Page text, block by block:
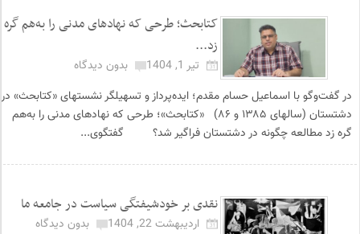
کتابحث؛ طرحی که نهادهای مدنی را به‌هم گره
زد...
تیر 1, 1404
بدون دیدگاه
در گفت‌وگو با اسماعیل حسام مقدم؛ ایده‌پرداز و تسهیلگر نشستهای «کتابحث» در
دشتستان (سالهای ۱۳۸۵ و ۸۶) «کتابحث»؛ طرحی که نهادهای مدنی را به‌هم
گره زد مطالعه چگونه در دشتستان فراگیر شد؟ گفتگوی...
نقدی بر خودشیفتگی سیاست در جامعه ما
اردیبهشت 22, 1404
بدون دیدگاه